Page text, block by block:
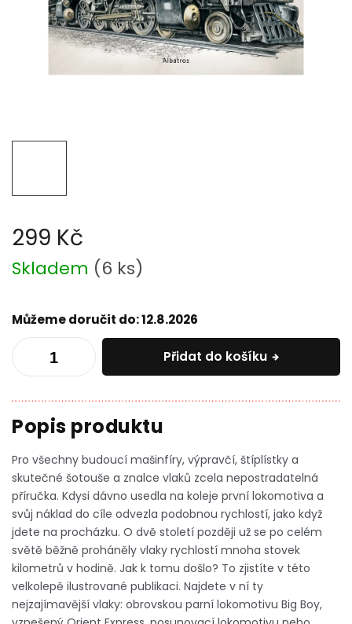
299 Kč
Měrná
cena:
Skladem (6 ks)
Můžeme doručit do:12.8.2026
Přidat do košíku
Pro všechny budoucí mašinfíry, výpravčí, štíplístky a
skutečné šotouše a znalce vlaků zcela nepostradatelná
příručka. Kdysi dávno usedla na koleje první lokomotiva a
svůj náklad do cíle odvezla podobnou rychlostí, jako když
jdete na procházku. O dvě století později už se po celém
světě běžně proháněly vlaky rychlostí mnoha stovek
kilometrů v hodině. Jak k tomu došlo? To zjistíte v této
velkolepě ilustrované publikaci. Najdete v ní ty
nejzajímavější vlaky: obrovskou parní lokomotivu Big Boy,